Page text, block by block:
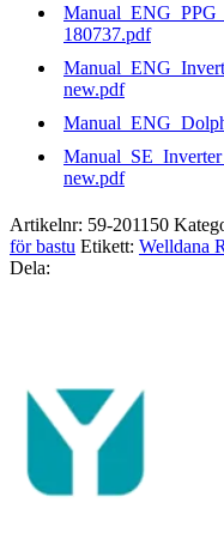
180737.pdf
new.pdf
new.pdf
Artikelnr: 59-201150
för bastu Etikett: Welldana
Dela: